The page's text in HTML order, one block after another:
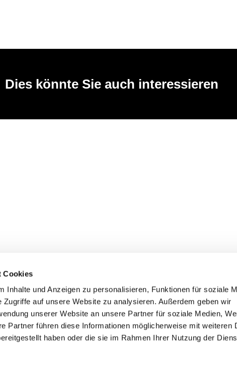
Cookies
Inhalte und Anzeigen zu personalisieren, Funktionen für soziale
Zugriffe auf unsere Website zu analysieren. Außerdem geben wir
unserer Website an unsere Partner für soziale Medien,
Partner führen diese Informationen möglicherweise mit weiteren
haben oder die sie im Rahmen Ihrer Nutzung der
Dies könnte Sie auch interessieren